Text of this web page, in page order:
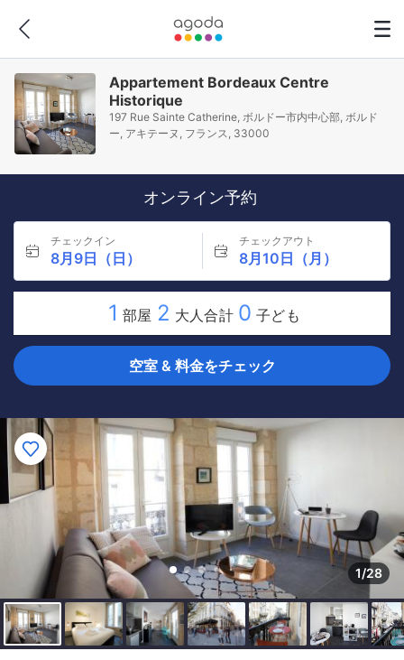
Appartement Bordeaux Centre
Historique
197 Rue Sainte Catherine, ボルドー市内中心部, ボルド
ー, アキテーヌ, フランス, 33000
オンライン予約
チェックイン
8月9日（日）
チェックアウト
8月10日（月）
1 部屋 2 大人合計 0 子ども
空室 & 料金をチェック
1/28